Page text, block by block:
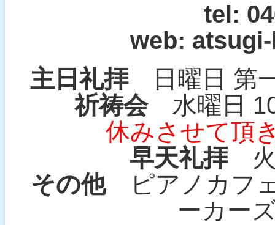
tel:
web:
主日礼拝日曜日 第一
祈祷会水曜日
休みさせて頂
早天礼拝火
その他ピアノカフェ
ーカー